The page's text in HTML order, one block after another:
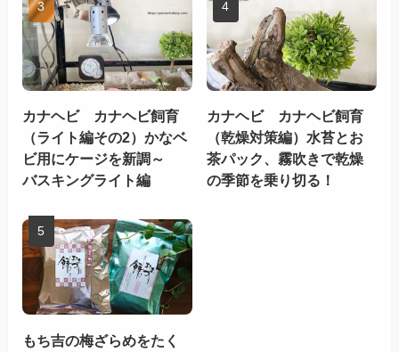
カナヘビ カナヘビ飼育
（ライト編その2）かなベ
ビ用にケージを新調～
バスキングライト編
カナヘビ カナヘビ飼育
（乾燥対策編）水苔とお
茶パック、霧吹きで乾燥
の季節を乗り切る！
もち吉の梅ざらめをたく